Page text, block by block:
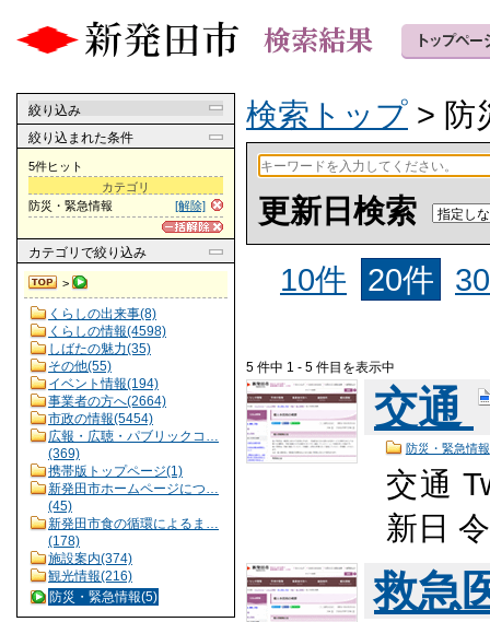
絞り込み
絞り込まれた条件
5件ヒット
カテゴリ
[解除]
防災・緊急情報
カテゴリ で絞り込み
>
くらしの出来事(8)
くらしの情報(4598)
しばたの魅力(35)
その他(55)
イベント情報(194)
事業者の方へ(2664)
市政の情報(5454)
広報・広聴・パブリックコ…
(369)
携帯版トップページ(1)
新発田市ホームページにつ…
(45)
新発田市食の循環によるま…
(178)
施設案内(374)
観光情報(216)
防災・緊急情報(5)
検索トップ > 防
更新日検索
10件
20件
5 件中 1 - 5 件目を表示中
交通
防災・緊急情報
交通
新日
救急